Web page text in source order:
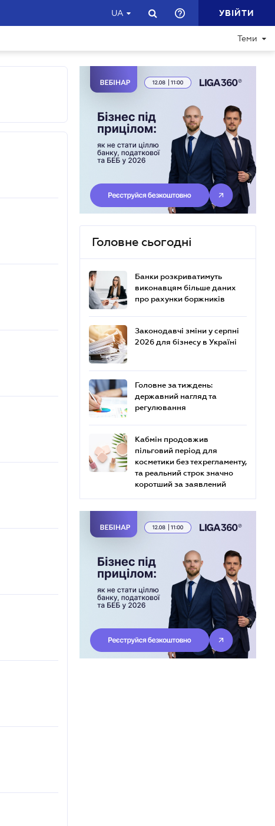
UA УВІЙТИ
Теми
Головне сьогодні
Банки розкриватимуть
виконавцям більше даних
про рахунки боржників
Законодавчі зміни у серпні
2026 для бізнесу в Україні
Головне за тиждень:
державний нагляд та
регулювання
Кабмін продовжив
пільговий період для
косметики без техрегламенту,
та реальний строк значно
коротший за заявлений